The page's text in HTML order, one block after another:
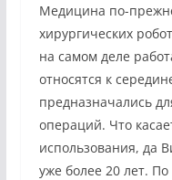
Медицина по-
хирургических
на самом деле
относятся к
предназначались
операций. Что
использования, да
уже более 20 лет.